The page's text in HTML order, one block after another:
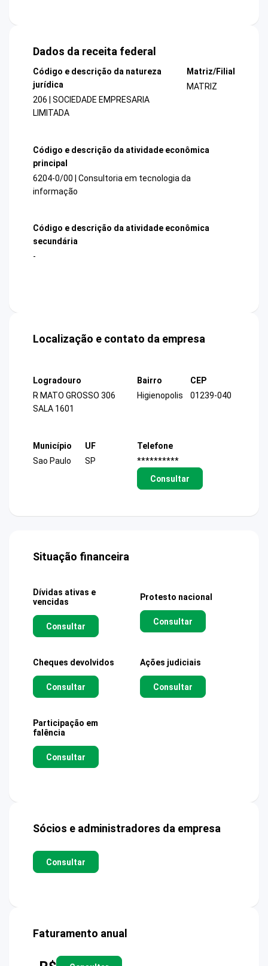
Dados da receita federal
Código e descrição da natureza
jurídica
206 | SOCIEDADE EMPRESARIA
LIMITADA
Matriz/Filial
MATRIZ
Código e descrição da atividade econômica
principal
6204-0/00 | Consultoria em tecnologia da
informação
Código e descrição da atividade econômica
secundária
-
Localização e contato da empresa
Logradouro
R MATO GROSSO 306
SALA 1601
Bairro
Higienopolis
CEP
01239-040
Município
Sao Paulo
UF
SP
Telefone
**********
Consultar
Situação financeira
Dívidas ativas e
vencidas
Consultar
Protesto nacional
Consultar
Cheques devolvidos
Consultar
Ações judiciais
Consultar
Participação em
falência
Consultar
Sócios e administradores da empresa
Consultar
Faturamento anual